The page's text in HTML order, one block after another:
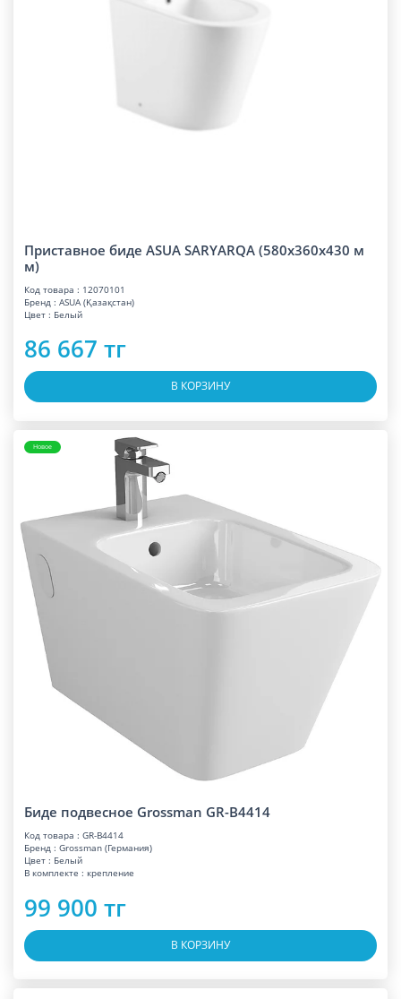
Приставное биде ASUA SARYARQA (580x360x430 м
м)
Код товара : 12070101
Бренд : ASUA (Қазақстан)
Цвет : Белый
86 667 тг
В КОРЗИНУ
Новое
Биде подвесное Grossman GR-B4414
Код товара : GR-B4414
Бренд : Grossman (Германия)
Цвет : Белый
В комплекте : крепление
99 900 тг
В КОРЗИНУ